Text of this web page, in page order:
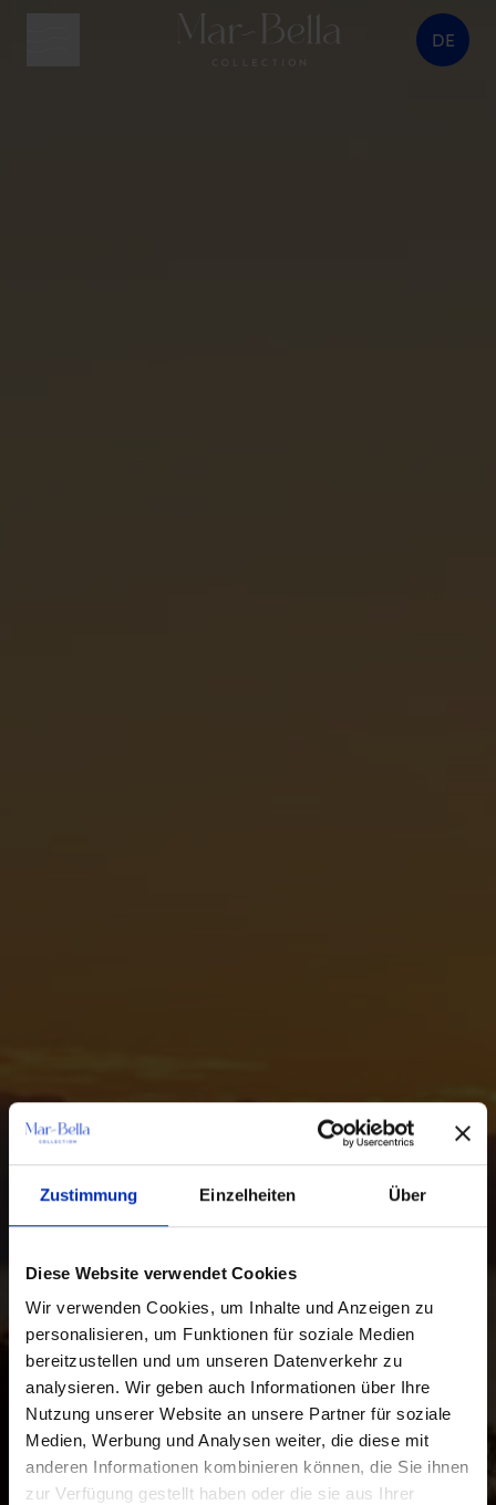
Zustimmung Einzelheiten Über
Diese Website verwendet Cookies
Wir verwenden Cookies, um Inhalte und Anzeigen zu
personalisieren, um Funktionen für soziale Medien
bereitzustellen und um unseren Datenverkehr zu
analysieren. Wir geben auch Informationen über Ihre
Nutzung unserer Website an unsere Partner für soziale
Medien, Werbung und Analysen weiter, die diese mit
anderen Informationen kombinieren können, die Sie ihnen
zur Verfügung gestellt haben oder die sie aus Ihrer
DE